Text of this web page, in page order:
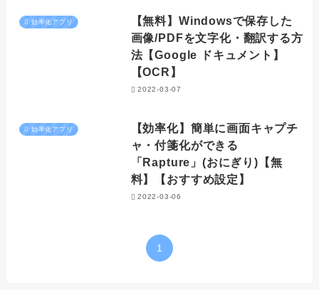
効率化アプリ
【無料】Windowsで保存した
画像/PDFを文字化・翻訳する方
法【Google ドキュメント】
【OCR】
2022-03-07
効率化アプリ
【効率化】簡単に画面キャプチ
ャ・付箋化ができる
「Rapture」(おにぎり)【無
料】【おすすめ設定】
2022-03-06
1